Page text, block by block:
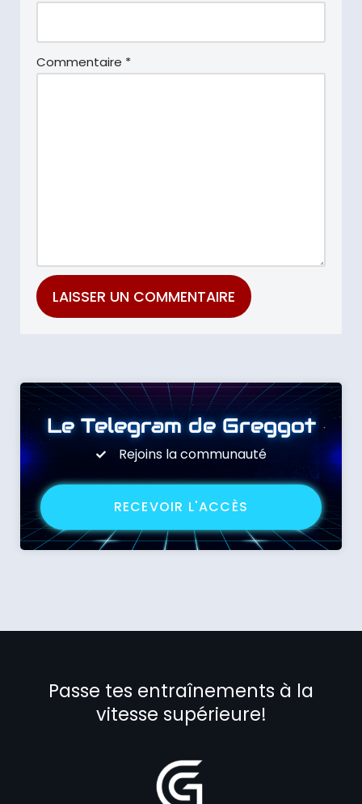
Commentaire *
Le Telegram de Greggot
Rejoins la communauté
RECEVOIR L'ACCÈS
Passe tes entraînements à la
vitesse supérieure!